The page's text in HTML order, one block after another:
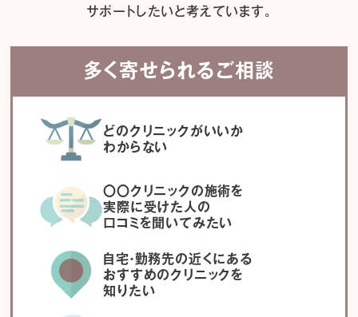
サポートしたいと考えています。
多く寄せられるご相談
どのクリニックがいいか
わからない
〇〇クリニックの施術を
実際に受けた人の
口コミを聞いてみたい
自宅・勤務先の近くにある
おすすめのクリニックを
知りたい